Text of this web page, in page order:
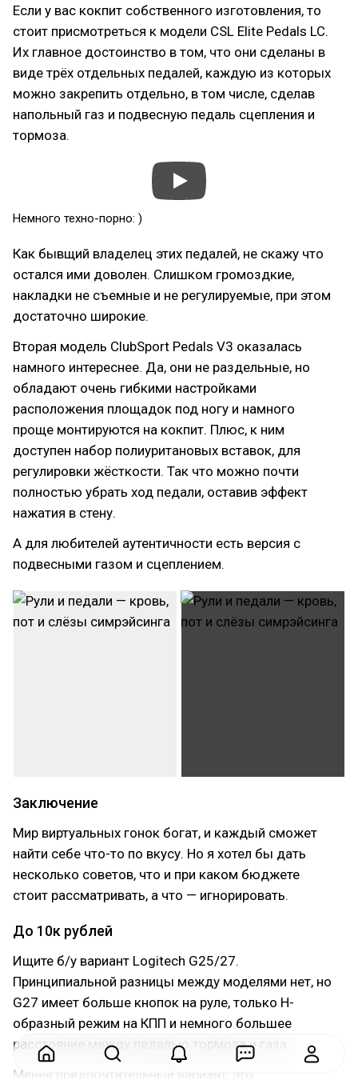
Если у вас кокпит собственного изготовления, то
стоит присмотреться к модели CSL Elite Pedals LC.
Их главное достоинство в том, что они сделаны в
виде трёх отдельных педалей, каждую из которых
можно закрепить отдельно, в том числе, сделав
напольный газ и подвесную педаль сцепления и
тормоза.
Немного техно-порно: )
Как бывщий владелец этих педалей, не скажу что
остался ими доволен. Слишком громоздкие,
накладки не съемные и не регулируемые, при этом
достаточно широкие.
Вторая модель ClubSport Pedals V3 оказалась
намного интереснее. Да, они не раздельные, но
обладают очень гибкими настройками
расположения площадок под ногу и намного
проще монтируются на кокпит. Плюс, к ним
доступен набор полиуритановых вставок, для
регулировки жёсткости. Так что можно почти
полностью убрать ход педали, оставив эффект
нажатия в стену.
А для любителей аутентичности есть версия с
подвесными газом и сцеплением.
Заключение
Мир виртуальных гонок богат, и каждый сможет
найти себе что-то по вкусу. Но я хотел бы дать
несколько советов, что и при каком бюджете
стоит рассматривать, а что — игнорировать.
До 10к рублей
Ищите б/у вариант Logitech G25/27.
Принципиальной разницы между моделями нет, но
G27 имеет больше кнопок на руле, только H-
образный режим на КПП и немного большее
расстояние между педалью тормоза и газа.
Менее предпочтительный вариант, это